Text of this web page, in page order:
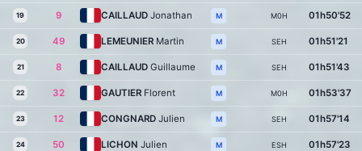
19 9 CAILLAUD Jonathan M M0H 01h50'52
20 49 LEMEUNIER Martin M SEH 01h51'21
21 8 CAILLAUD Guillaume M SEH 01h51'43
22 32 GAUTIER Florent M M0H 01h53'37
23 12 CONGNARD Julien M SEH 01h57'14
24 50 LICHON Julien M ESH 01h57'23